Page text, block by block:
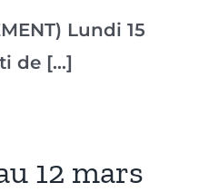
Lundi 15
de [...]
12 mars